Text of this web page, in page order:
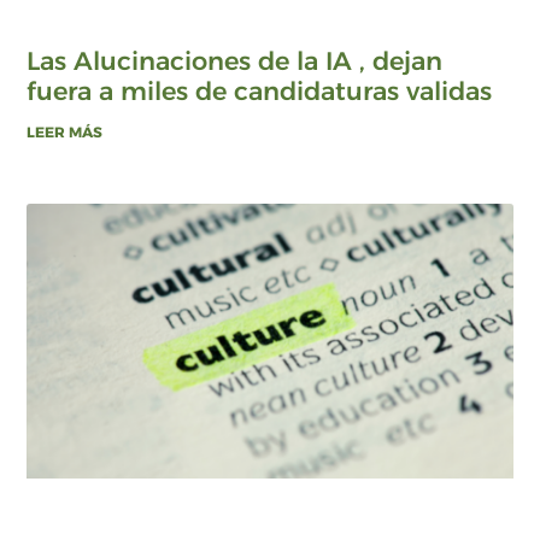
Las Alucinaciones de la IA , dejan
fuera a miles de candidaturas validas
LEER MÁS